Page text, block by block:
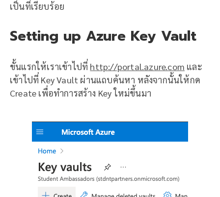
เป็นที่เรียบร้อย
Setting up Azure Key Vault
ขั้นแรกให้เราเข้าไปที่ http://portal.azure.com และ
เข้าไปที่ Key Vault ผ่านแถบค้นหา หลังจากนั้นให้กด
Create เพื่อทำการสร้าง Key ใหม่ขึ้นมา